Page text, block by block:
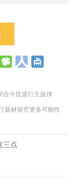
合今世盛行主旋律
题材探究更多可能性
三点